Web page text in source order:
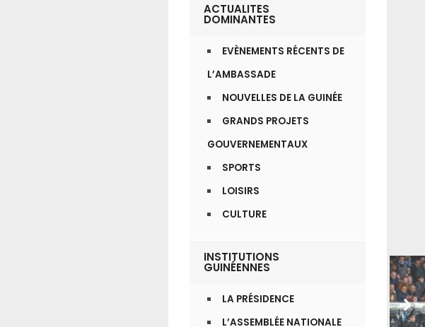
ACTUALITES
DOMINANTES
EVÈNEMENTS RÉCENTS DE
L’AMBASSADE
NOUVELLES DE LA GUINÉE
GRANDS PROJETS
GOUVERNEMENTAUX
SPORTS
LOISIRS
CULTURE
INSTITUTIONS
GUINÉENNES
LA PRÉSIDENCE
L’ASSEMBLÉE NATIONALE